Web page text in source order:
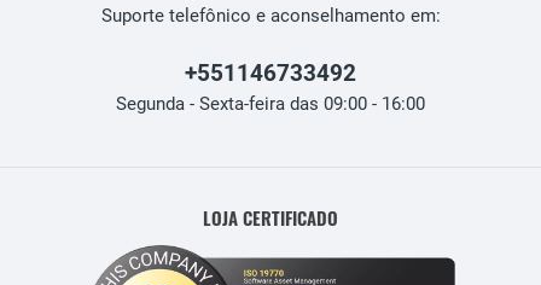
Suporte telefônico e aconselhamento em:
+551146733492
Segunda - Sexta-feira das 09:00 - 16:00
LOJA CERTIFICADO